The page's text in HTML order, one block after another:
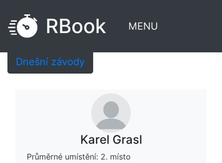
RBook MENU
Dnešní závody
Karel Grasl
Průměrné umístění: 2. místo